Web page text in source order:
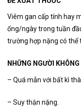
Viêm gan cấp tính hay
ống/ngày trong tuần
trường hợp nặng có thể
NHỮNG NGƯỜI
– Quá mẫn với bất kì
– Suy thận nặng.